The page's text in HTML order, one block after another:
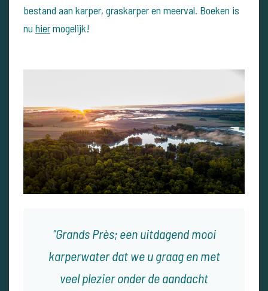
bestand aan karper, graskarper en meerval. Boeken is
nu hiermogelijk!
Grands Près; een uitdagend mooi
karperwater dat we u graag en met
veel plezier onder de aandacht